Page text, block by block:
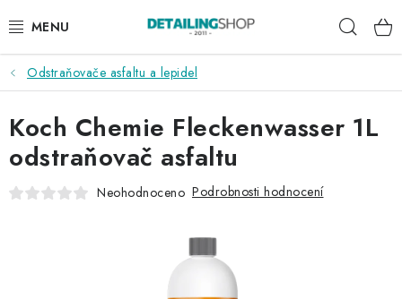
na
AKCE
NOVINKY
EXTERIÉR
Odstraňovače asfaltu a lepidel
Koch Chemie Fleckenwasser 1L
odstraňovač asfaltu
Neohodnoceno Podrobnosti hodnocení